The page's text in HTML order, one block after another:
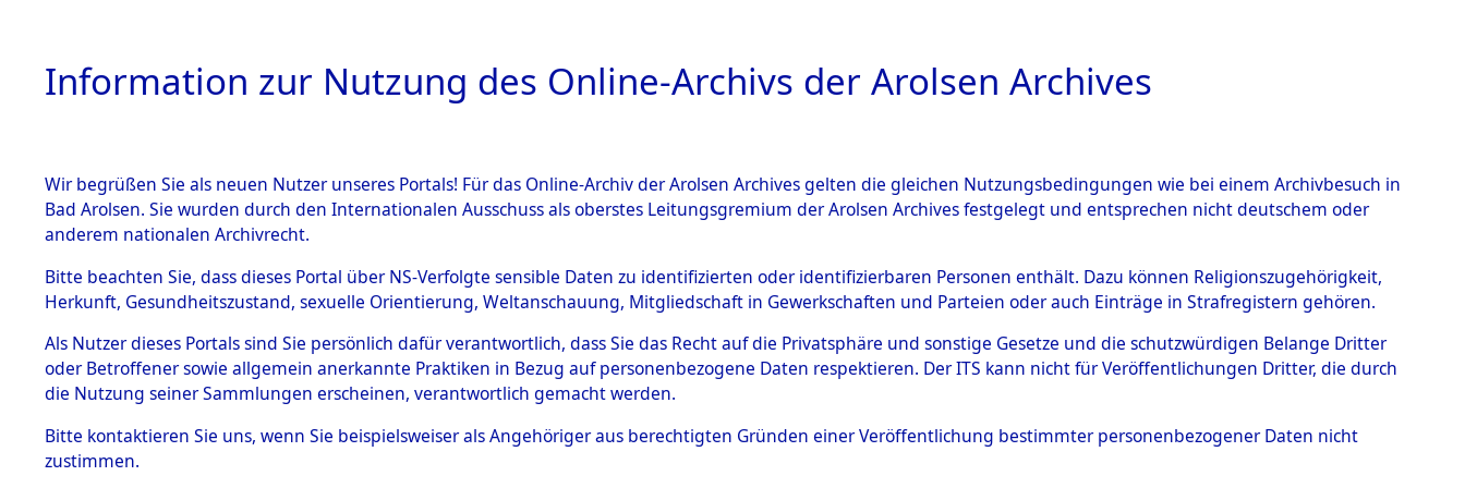
HOME BESTANDSBESCHREIBUNG ARCHIVALE ÜBERSICHT BILD
BESTÄNDE
Inhaftierungsdoku
mente
5. Verschiedenes
Todesmärsche
5.3.1 Alliierte
Einlieferung auf dem Transport verstorbener oder
vernehmungsunfähiger Häftlinge in das KZ Buchenwald und das
KZ Dachau aus anderen Konzentrationslagern ab Ende 1944 bis
in die letzten Kriegstage→0002 (84625147)→0221 (84625240)
Information zur Nutzung des Online-Archivs der Arolsen Archives
Wir begrüßen Sie als neuen Nutzer unseres Portals! Für das Online-Archiv der Arolsen Archives gelten die gleichen Nutzungsbedingungen wie bei einem Archivbesuch in
Bad Arolsen. Sie wurden durch den Internationalen Ausschuss als oberstes Leitungsgremium der Arolsen Archives festgelegt und entsprechen nicht deutschem oder
anderem nationalen Archivrecht.
Bitte beachten Sie, dass dieses Portal über NS-Verfolgte sensible Daten zu identifizierten oder identifizierbaren Personen enthält. Dazu können Religionszugehörigkeit,
Herkunft, Gesundheitszustand, sexuelle Orientierung, Weltanschauung, Mitgliedschaft in Gewerkschaften und Parteien oder auch Einträge in Strafregistern gehören.
Als Nutzer dieses Portals sind Sie persönlich dafür verantwortlich, dass Sie das Recht auf die Privatsphäre und sonstige Gesetze und die schutzwürdigen Belange Dritter
oder Betroffener sowie allgemein anerkannte Praktiken in Bezug auf personenbezogene Daten respektieren. Der ITS kann nicht für Veröffentlichungen Dritter, die durch
die Nutzung seiner Sammlungen erscheinen, verantwortlich gemacht werden.
Bitte kontaktieren Sie uns, wenn Sie beispielsweiser als Angehöriger aus berechtigten Gründen einer Veröffentlichung bestimmter personenbezogener Daten nicht
zustimmen.